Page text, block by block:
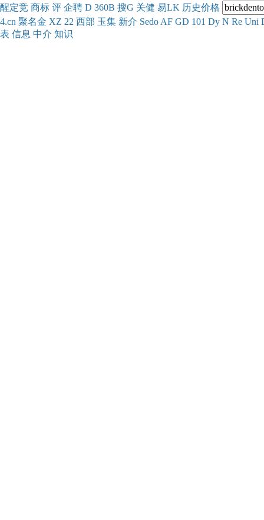
醒定竞 商标 评 企聘 D 360B 搜G 关健 易LK 历史价格
4.cn 聚名金 XZ 22 西部 玉集 新介 Sedo AF GD 101 Dy N Re Uni
表 信息 中介 知识